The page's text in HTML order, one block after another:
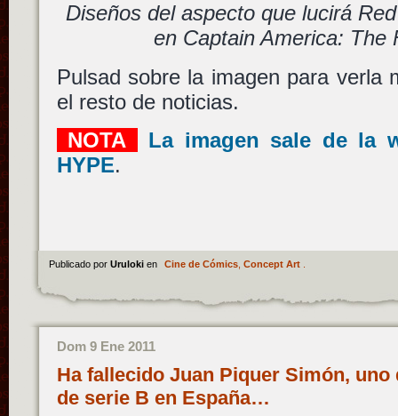
Diseños del aspecto que lucirá
en Captain America: The
Pulsad sobre la imagen para verla
el resto de noticias.
NOTA
La imagen sale de la
HYPE.
Publicado por Uruloki en Cine de Cómics, Concept Art.
Dom 9 Ene 2011
Ha fallecido Juan Piquer Simón,
de serie B en España…